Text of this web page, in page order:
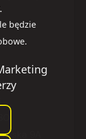
9A
będzie